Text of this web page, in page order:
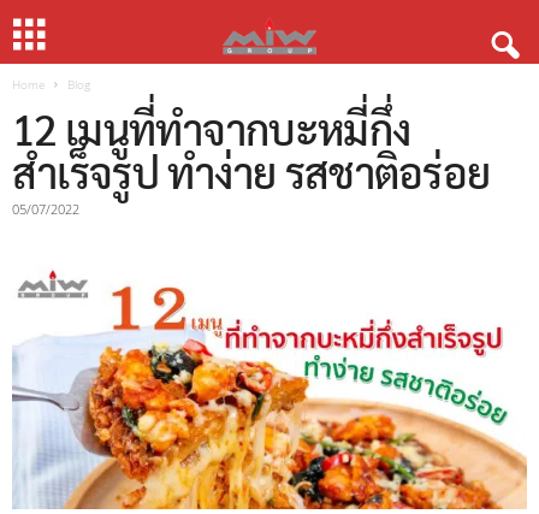
Home Blog
12 เมนูที่ทำจากบะหมี่กึ่ง
สำเร็จรูป ทำง่าย รสชาติอร่อย
05/07/2022